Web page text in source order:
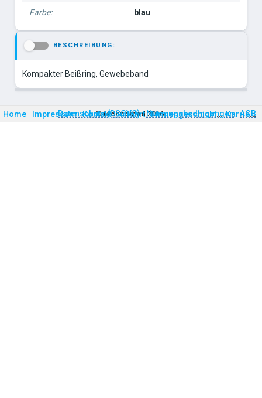
Farbe: blau
BESCHREIBUNG:
Kompakter Beißring, Gewebeband
Home Impressum Kontakt Anfahrt Firmengeschichte Karriere
©technomed 2026
Datenschutz (DSGVO) Nutzungsbedingungen AGB